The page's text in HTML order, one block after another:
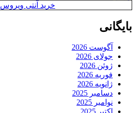
خرید آنتی ویروس
بایگانی
آگوست 2026
جولای 2026
ژوئن 2026
فوریه 2026
ژانویه 2026
دسامبر 2025
نوامبر 2025